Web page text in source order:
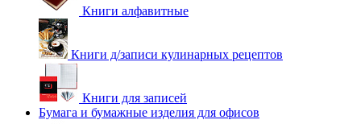
Книги алфавитные
Книги д/записи кулинарных рецептов
Книги для записей
Бумага и бумажные изделия для офисов